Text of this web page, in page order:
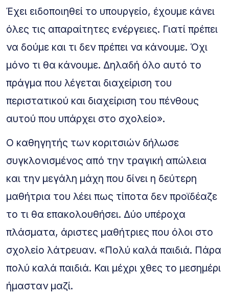
Έχει ειδοποιηθεί το υπουργείο, έχουμε κάνει
όλες τις απαραίτητες ενέργειες. Γιατί πρέπει
να δούμε και τι δεν πρέπει να κάνουμε. Όχι
μόνο τι θα κάνουμε. Δηλαδή όλο αυτό το
πράγμα που λέγεται διαχείριση του
περιστατικού και διαχείριση του πένθους
αυτού που υπάρχει στο σχολείο».
Ο καθηγητής των κοριτσιών δήλωσε
συγκλονισμένος από την τραγική απώλεια
και την μεγάλη μάχη που δίνει η δεύτερη
μαθήτρια του λέει πως τίποτα δεν προϊδέαζε
το τι θα επακολουθήσει. Δύο υπέροχα
πλάσματα, άριστες μαθήτριες που όλοι στο
σχολείο λάτρευαν. «Πολύ καλά παιδιά. Πάρα
πολύ καλά παιδιά. Και μέχρι χθες το μεσημέρι
ήμασταν μαζί.